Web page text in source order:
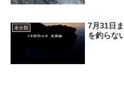
未分類
7月31日
を釣らな